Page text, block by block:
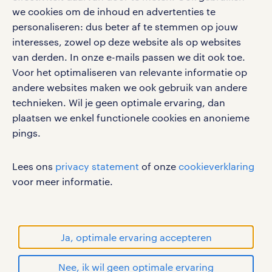
we cookies om de inhoud en advertenties te
personaliseren: dus beter af te stemmen op jouw
interesses, zowel op deze website als op websites
van derden. In onze e-mails passen we dit ook toe.
Voor het optimaliseren van relevante informatie op
andere websites maken we ook gebruik van andere
technieken. Wil je geen optimale ervaring, dan
plaatsen we enkel functionele cookies en anonieme
pings.
Lees ons privacy statement of onze cookieverklaring
voor meer informatie.
Ja, optimale ervaring accepteren
Nee, ik wil geen optimale ervaring
werken in oude pekela: hoe is dat?
Oude Pekela is een plaats in de
provincie Groningen. Oude Pekela
maakt deel uit van een gebied met vele
zogenaamde "turfkoloniën";
nederzettingen die zijn ontstaan
werd gewonnen. Het gebied rondom
Oude Pekela is doorkruist door
waterwegen waren vroeger belangrijk
voor de afvoer van turf en vormen nog
steeds een kenmerkend onderdeel van
werken bij randstad
gebruikersvoorwaarden
privacystatement
cookies
disclaimer
sitemap
RANDSTAD, HUMAN FORWARD en SHAPING THE
WORLD OF WORK zijn geregistreerde